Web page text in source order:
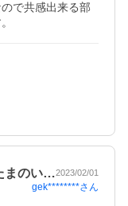
で共感出来る部
まのい…2023/02/01
gek********さん